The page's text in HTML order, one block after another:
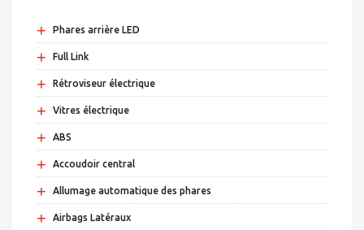
+ Phares arrière LED
+ Full Link
+ Rétroviseur électrique
+ Vitres électrique
+ ABS
+ Accoudoir central
+ Allumage automatique des phares
+ Airbags Latéraux